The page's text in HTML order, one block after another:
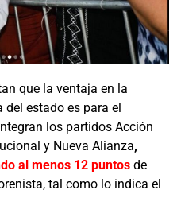
que la ventaja en la
estado es para el
los partidos Acción
y Nueva Alianza,
al menos 12 puntos de
tal como lo indica el